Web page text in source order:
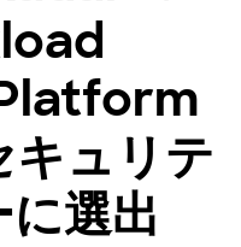
ュリテ
選出